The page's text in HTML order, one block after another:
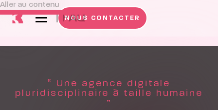
Aller au contenu
| FAQ
NOUS CONTACTER
‟ Une agence digitale
pluridisciplinaire à taille humaine
”